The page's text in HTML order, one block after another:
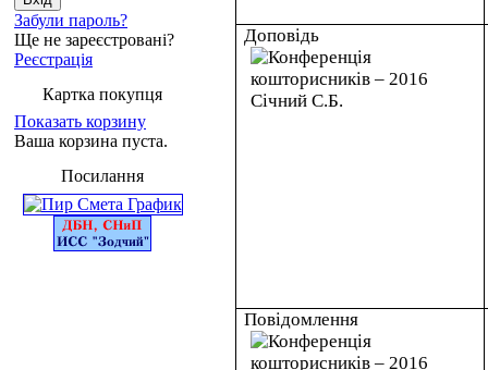
Забули пароль?
Ще не зареєстровані?
Реєстрація
Картка покупця
Показать корзину
Ваша корзина пуста.
Посилання
Доповідь
Повідомлення